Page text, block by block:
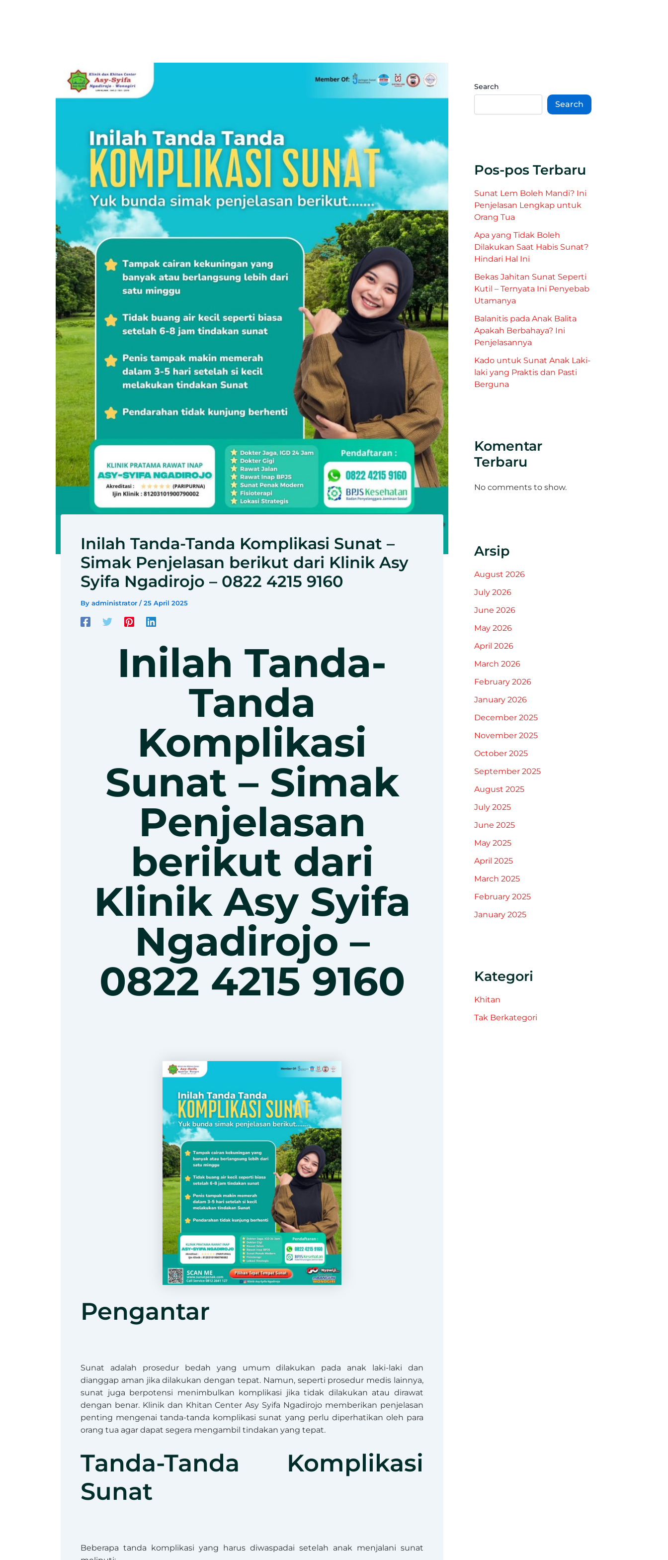
Inilah Tanda-Tanda Komplikasi Sunat –
Simak Penjelasan berikut dari Klinik Asy
Syifa Ngadirojo – 0822 4215 9160
By administrator /25 April 2025
Inilah Tanda-
Tanda
Komplikasi
Sunat – Simak
Penjelasan
berikut dari
Klinik Asy Syifa
Ngadirojo –
0822 4215 9160
Pengantar
Sunat adalah prosedur bedah yang umum dilakukan pada anak laki-laki dan
dianggap aman jika dilakukan dengan tepat. Namun, seperti prosedur medis lainnya,
sunat juga berpotensi menimbulkan komplikasi jika tidak dilakukan atau dirawat
dengan benar. Klinik dan Khitan Center Asy Syifa Ngadirojo memberikan penjelasan
penting mengenai tanda-tanda komplikasi sunat yang perlu diperhatikan oleh para
orang tua agar dapat segera mengambil tindakan yang tepat.
Tanda-Tanda Komplikasi
Sunat
Beberapa tanda komplikasi yang harus diwaspadai setelah anak menjalani sunat
Search
Search
Pos-pos Terbaru
Sunat Lem Boleh Mandi? Ini
Penjelasan Lengkap untuk
Orang Tua
Apa yang Tidak Boleh
Dilakukan Saat Habis Sunat?
Hindari Hal Ini
Bekas Jahitan Sunat Seperti
Kutil – Ternyata Ini Penyebab
Utamanya
Balanitis pada Anak Balita
Apakah Berbahaya? Ini
Penjelasannya
Kado untuk Sunat Anak Laki-
laki yang Praktis dan Pasti
Berguna
Komentar
Terbaru
No comments to show.
Arsip
August 2026
July 2026
June 2026
May 2026
April 2026
March 2026
February 2026
January 2026
December 2025
November 2025
October 2025
September 2025
August 2025
July 2025
June 2025
May 2025
April 2025
March 2025
February 2025
January 2025
Kategori
Khitan
Tak Berkategori